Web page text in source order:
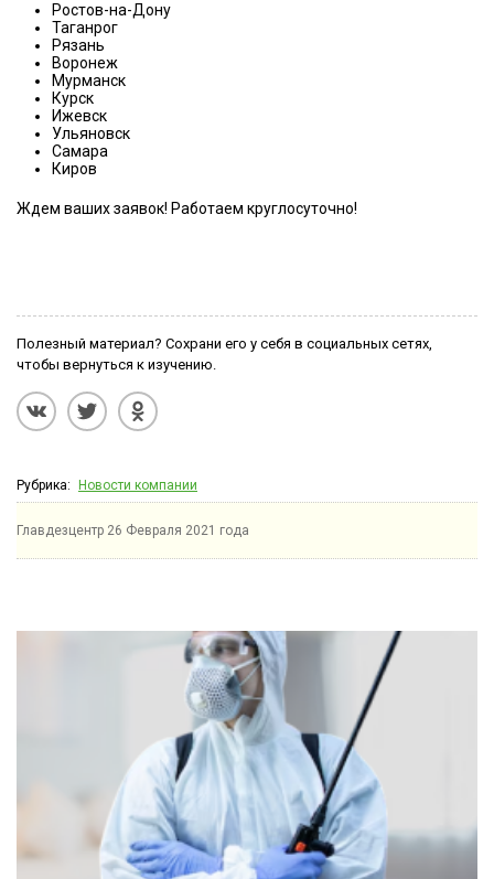
Ростов-на-Дону
Таганрог
Рязань
Воронеж
Мурманск
Курск
Ижевск
Ульяновск
Самара
Киров
Ждем ваших заявок! Работаем круглосуточно!
Полезный материал? Сохрани его у себя в социальных сетях,
чтобы вернуться к изучению.
Рубрика: Новости компании
Главдезцентр 26 Февраля 2021 года